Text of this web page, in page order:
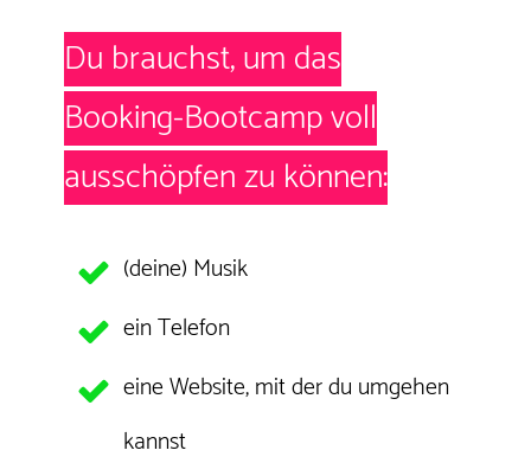
Du brauchst, um das
Booking-Bootcamp voll
ausschöpfen zu können:
(deine) Musik
ein Telefon
eine Website, mit der du umgehen
kannst